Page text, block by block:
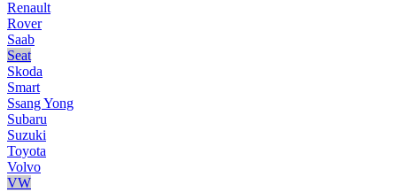
Renault
Rover
Saab
Seat
Skoda
Smart
Ssang Yong
Subaru
Suzuki
Toyota
Volvo
VW